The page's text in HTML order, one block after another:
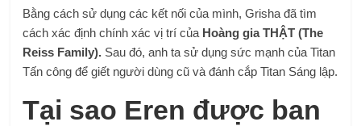
Bằng cách sử dụng các kết nối của mình, Grisha đã tìm
cách xác định chính xác vị trí của Hoàng gia THẬT (The
Reiss Family). Sau đó, anh ta sử dụng sức mạnh của Titan
Tấn công để giết người dùng cũ và đánh cắp Titan Sáng lập.
Tại sao Eren được ban